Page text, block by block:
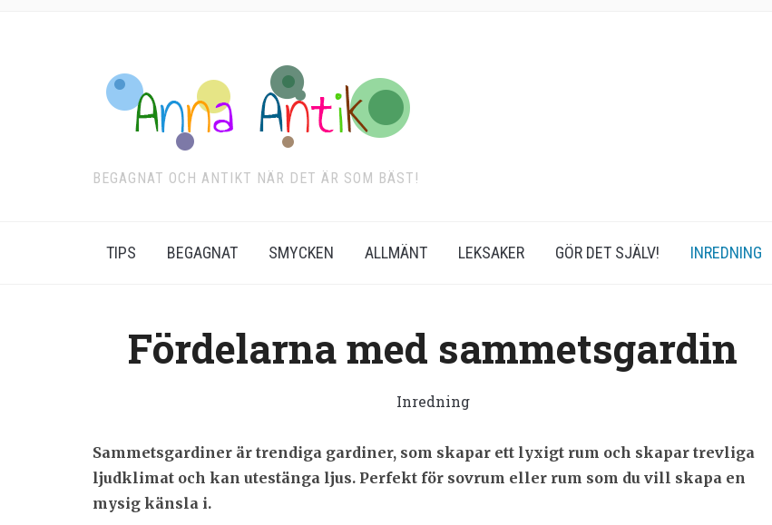
BEGAGNAT OCH ANTIKT NÄR DET ÄR SOM BÄST!
TIPS BEGAGNAT SMYCKEN ALLMÄNT LEKSAKER GÖR DET SJÄLV! INREDNING
Fördelarna med sammetsgardin
Inredning
Sammetsgardiner är trendiga gardiner, som skapar ett lyxigt rum och skapar trevliga
ljudklimat och kan utestänga ljus. Perfekt för sovrum eller rum som du vill skapa en
mysig känsla i.